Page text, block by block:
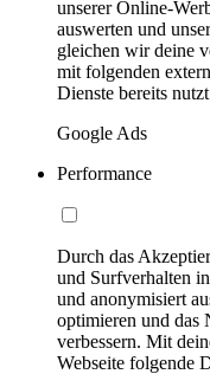
unserer Online-
auswerten und
gleichen wir deine
mit folgenden
Dienste bereits
Google Ads
Performance
Durch das
und Surfverhalten
und anonymisiert
optimieren und das
verbessern. Mit
Webseite folgende